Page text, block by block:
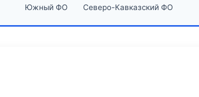
Южный ФО Северо-Кавказский ФО